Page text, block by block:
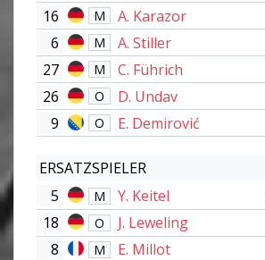
16 M A. Karazor
6 M A. Stiller
27 M C. Führich
26 O D. Undav
9 O E. Demirović
ERSATZSPIELER
5
M Y. Keitel
18 O J. Leweling
8 M E. Millot